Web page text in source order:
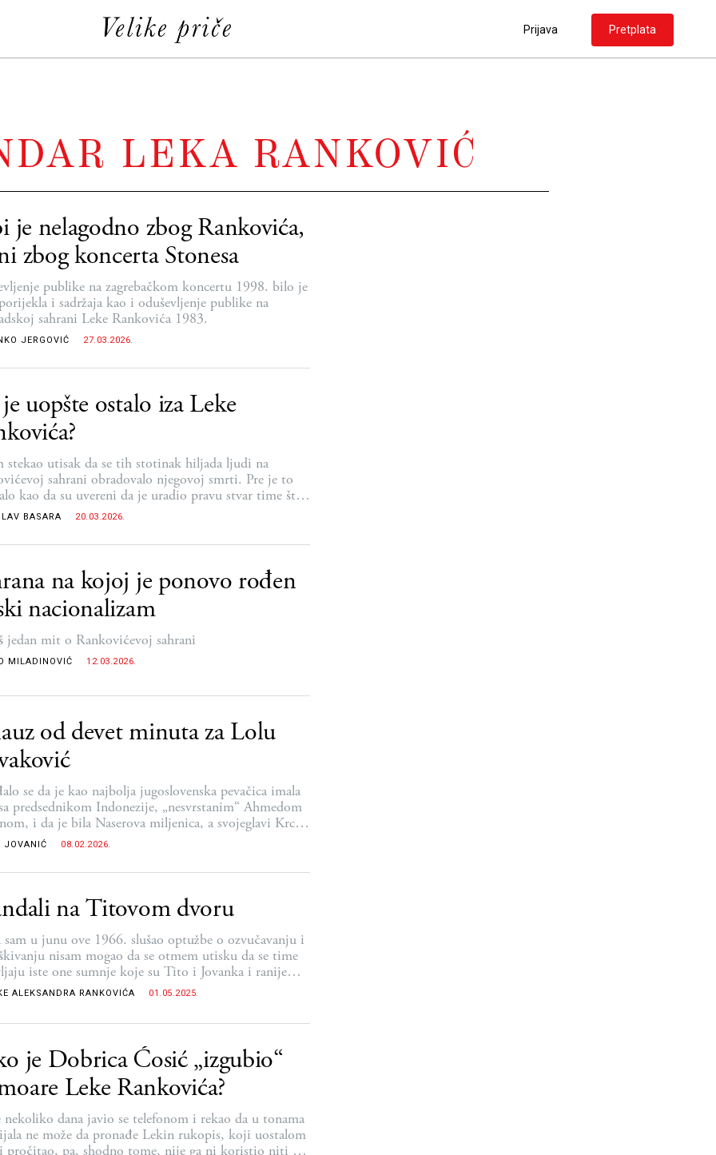
Prijava Pretplata
LEKA RANKOVIĆ
je nelagodno zbog Rankovića,
zbog koncerta Stonesa
publike na zagrebačkom koncertu 1998. bilo je
i sadržaja kao i oduševljenje publike na
sahrani Leke Rankovića 1983.
JERGOVIĆ 27.03.2026.
uopšte ostalo iza Leke
stekao utisak da se tih stotinak hiljada ljudi na
sahrani obradovalo njegovoj smrti. Pre je to
kao da su uvereni da je uradio pravu stvar time što
BASARA 20.03.2026.
na kojoj je ponovo rođen
nacionalizam
jedan mit o Rankovićevoj sahrani
MILADINOVIĆ 12.03.2026.
od devet minuta za Lolu
se da je kao najbolja jugoslovenska pevačica imala
predsednikom Indonezije, „nesvrstanim“ Ahmedom
i da je bila Naserova miljenica, a svojeglavi Krcun
bolje izvadio ruku iz džepa, kada je, jednom,
JOVANIĆ 08.02.2026.
na Titovom dvoru
sam u junu ove 1966. slušao optužbe o ozvučavanju i
nisam mogao da se otmem utisku da se time
iste one sumnje koje su Tito i Jovanka i ranije
ALEKSANDRA RANKOVIĆA 01.05.2025.
je Dobrica Ćosić „izgubio“
Leke Rankovića?
nekoliko dana javio se telefonom i rekao da u tonama
ne može da pronađe Lekin rukopis, koji uostalom
pročitao, pa, shodno tome, nije ga ni koristio niti će